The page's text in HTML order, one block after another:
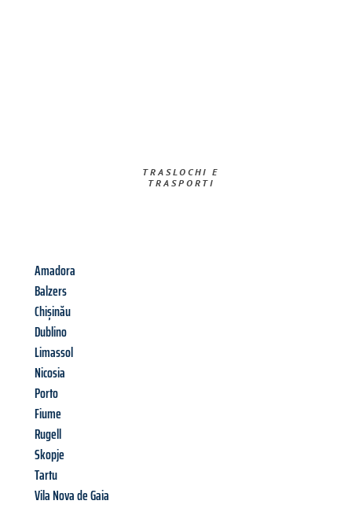
TRASLOCHI E
TRASPORTI​
Amadora
Balzers
Chișinău
Dublino
Limassol
Nicosia
Porto
Fiume
Rugell
Skopje
Tartu
Vila Nova de Gaia